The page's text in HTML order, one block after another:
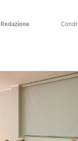
Redazione